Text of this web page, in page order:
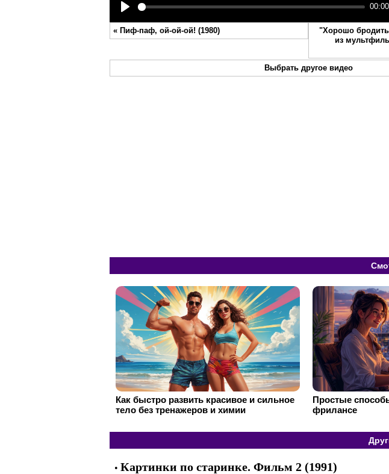
Play
00:00
« Пиф-паф, ой-ой-ой! (1980)
"Хорошо
из
Выбрать другое видео
Как быстро развить красивое и сильное
тело без тренажеров и химии
Простые
фрилансе
• Картинки по старинке. Фильм 2 (1991)